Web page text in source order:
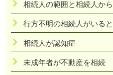
相続人の範囲と相続人か
行方不明の相続人がいる
相続人が認知症
未成年者が不動産を相続